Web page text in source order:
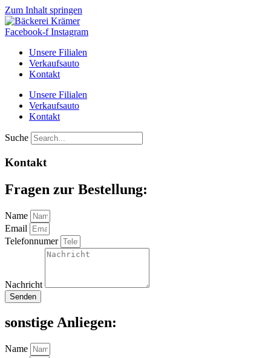
Zum Inhalt springen
Facebook-f Instagram
Unsere Filialen
Verkaufsauto
Kontakt
Unsere Filialen
Verkaufsauto
Kontakt
Suche
Kontakt
Fragen zur Bestellung:
Name
Email
Telefonnumer
Nachricht
Senden
sonstige Anliegen:
Name